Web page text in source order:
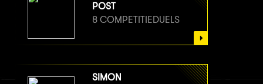
POST
8 COMPETITIEDUELS
SIMON